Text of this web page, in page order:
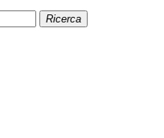
Ricerca